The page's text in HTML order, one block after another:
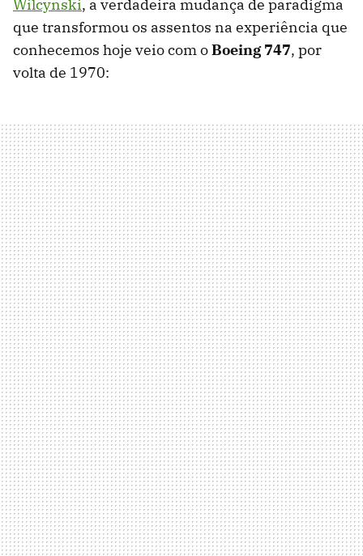
Wilcynski, a verdadeira mudança de paradigma
que transformou os assentos na experiência que
conhecemos hoje veio com oBoeing 747, por
volta de 1970: